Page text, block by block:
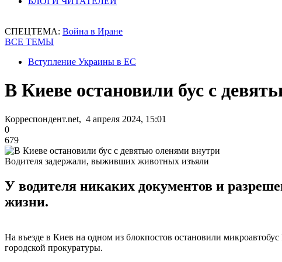
СПЕЦТЕМА: Война в Иране
ВСЕ ТЕМЫ
Вступление Украины в ЕС
В Киеве остановили бус с
Корреспондент.net, 4 апреля 2024, 15:01
0
679
Водителя задержали, выживших животных изъяли
У водителя никаких документов и
жизни.
На въезде в Киев на одном из блокпостов остановили
городской прокуратуры.